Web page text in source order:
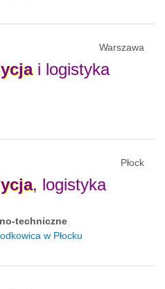
Warszawa
i logistyka
Płock
, logistyka
techniczne
w Płocku